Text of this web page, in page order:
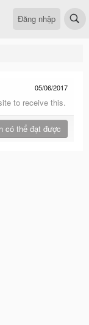
Đăng nhập
05/06/2017
to receive this.
có thể đạt được